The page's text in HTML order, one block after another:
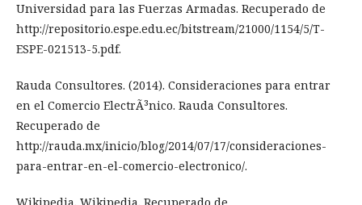
Universidad para las Fuerzas Armadas. Recuperado de
http://repositorio.espe.edu.ec/bitstream/21000/1154/5/T-
ESPE-021513-5.pdf.
Rauda Consultores. (2014). Consideraciones para entrar
en el Comercio ElectrÃ³nico. Rauda Consultores.
Recuperado de
http://rauda.mx/inicio/blog/2014/07/17/consideraciones-
para-entrar-en-el-comercio-electronico/.